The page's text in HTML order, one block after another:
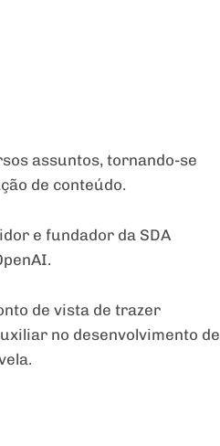
assuntos, tornando-se
de conteúdo.
e fundador da SDA
de vista de trazer
no desenvolvimento de